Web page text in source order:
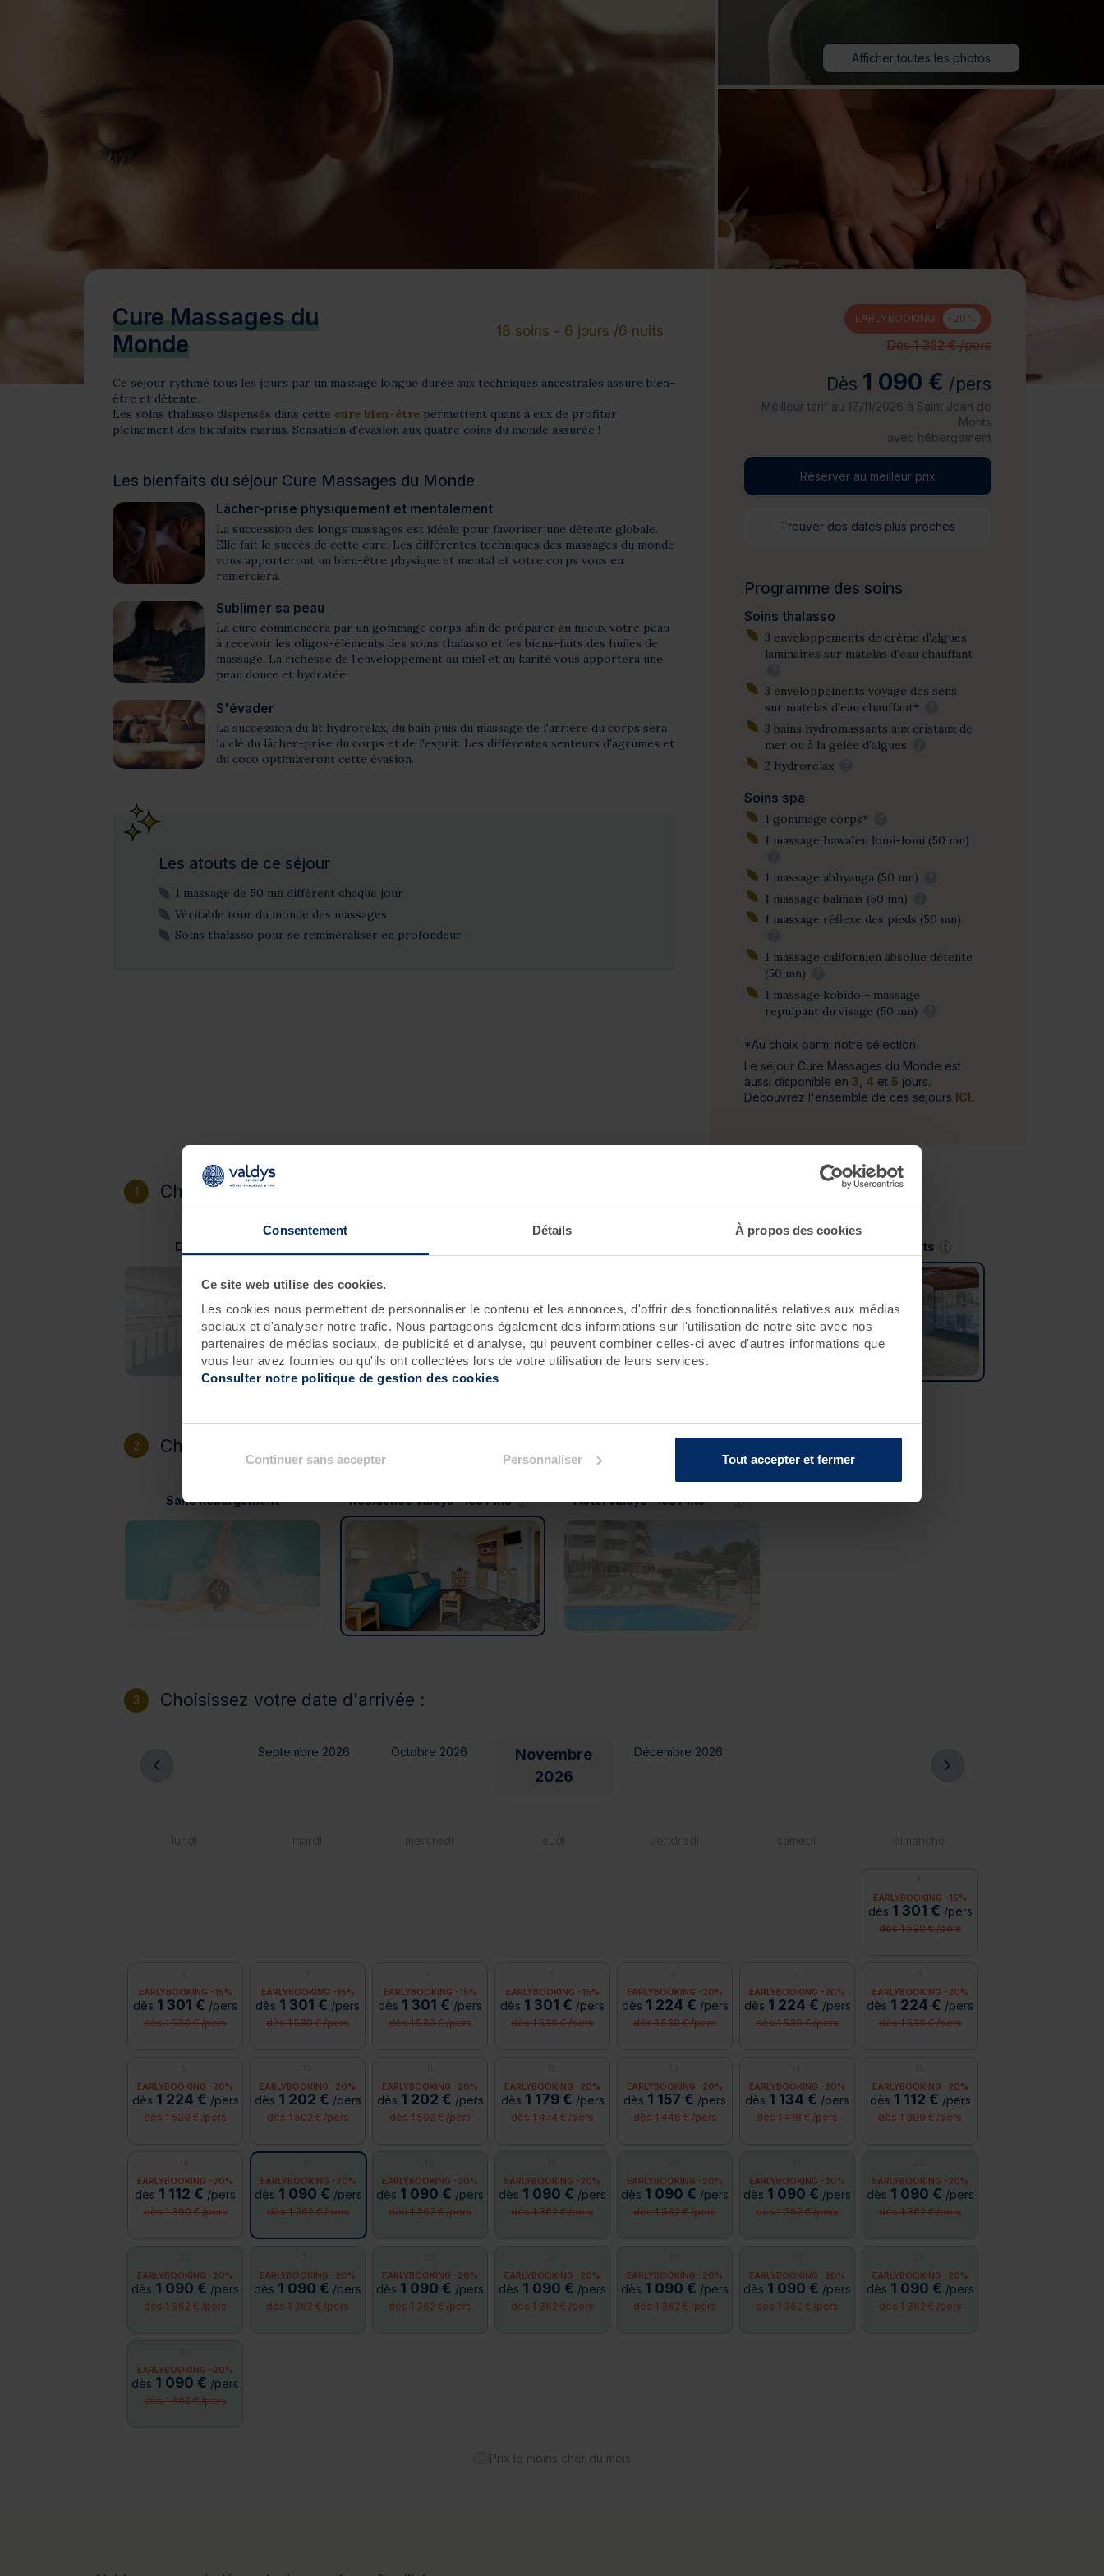
Consentement Détails À propos des cookies
Ce site web utilise des cookies.
Les cookies nous permettent de personnaliser le contenu et les annonces, d'offrir des fonctionnalités relatives aux médias
sociaux et d'analyser notre trafic. Nous partageons également des informations sur l'utilisation de notre site avec nos
partenaires de médias sociaux, de publicité et d'analyse, qui peuvent combiner celles-ci avec d'autres informations que
vous leur avez fournies ou qu'ils ont collectées lors de votre utilisation de leurs services.
Consulter notre politique de gestion des cookies
Continuer sans accepter Personnaliser Tout accepter et fermer
Cure de 6 jours et +
Journée détente
Afficher toutes les photos
Cure Massages du
Monde
18 soins - 6 jours /6 nuits
Ce séjour rythmé tous les jours par un massage longue durée aux techniques ancestrales assure bien-
être et détente.
Les soins thalasso dispensés dans cette cure bien-être permettent quant à eux de profiter
pleinement des bienfaits marins. Sensation d’évasion aux quatre coins du monde assurée !
Les bienfaits du séjour Cure Massages du Monde
Lâcher-prise physiquement et mentalement
La succession des longs massages est idéale pour favoriser une détente globale.
Elle fait le succès de cette cure. Les différentes techniques des massages du monde
vous apporteront un bien-être physique et mental et votre corps vous en
remerciera.
Sublimer sa peau
La cure commencera par un gommage corps afin de préparer au mieux votre peau
à recevoir les oligos-éléments des soins thalasso et les biens-faits des huiles de
massage. La richesse de l'enveloppement au miel et au karité vous apportera une
peau douce et hydratée.
S'évader
La succession du lit hydrorelax, du bain puis du massage de l'arrière du corps sera
la clé du lâcher-prise du corps et de l'esprit. Les différentes senteurs d'agrumes et
du coco optimiseront cette évasion.
Les atouts de ce séjour
1 massage de 50 mn différent chaque jour
Véritable tour du monde des massages
Soins thalasso pour se reminéraliser en profondeur
EARLYBOOKING -20%
Dès 1 362 € /pers
Dès 1 090 € /pers
Meilleur tarif au 17/11/2026 à Saint Jean de
Monts
avec hébergement
Réserver au meilleur prix
Trouver des dates plus proches
Programme des soins
Soins thalasso
3 enveloppements de crème d'algues
laminaires sur matelas d'eau chauffant
3 enveloppements voyage des sens
sur matelas d'eau chauffant*
3 bains hydromassants aux cristaux de
mer ou à la gelée d'algues
2 hydrorelax
Soins spa
1 gommage corps*
1 massage hawaïen lomi-lomi (50 mn)
1 massage abhyanga (50 mn)
1 massage balinais (50 mn)
1 massage réflexe des pieds (50 mn)
1 massage californien absolue détente
(50 mn)
1 massage kobido - massage
repulpant du visage (50 mn)
*Au choix parmi notre sélection.
Le séjour Cure Massages du Monde est
aussi disponible en 3 4 et 5 jours.
Découvrez l'ensemble de ces séjours ICI.
1 Choisissez votre destination :
Douarnenez Saint-Jean-de-Monts
lundi mardi mercredi jeudi vendredi samedi dimanche
EARLYBOOKING -15%
dès 1 301 € /pers
dès 1 530 € /pers
EARLYBOOKING -15%
dès 1 301 € /pers
dès 1 530 € /pers
EARLYBOOKING -15%
dès 1 301 € /pers
dès 1 530 € /pers
EARLYBOOKING -15%
dès 1 301 € /pers
dès 1 530 € /pers
EARLYBOOKING -15%
dès 1 301 € /pers
dès 1 530 € /pers
EARLYBOOKING -20%
dès 1 224 € /pers
dès 1 530 € /pers
EARLYBOOKING -20%
dès 1 224 € /pers
dès 1 530 € /pers
EARLYBOOKING -20%
dès 1 224 € /pers
dès 1 530 € /pers
EARLYBOOKING -20%
dès 1 224 € /pers
dès 1 530 € /pers
EARLYBOOKING -20%
dès 1 202 € /pers
dès 1 502 € /pers
EARLYBOOKING -20%
dès 1 202 € /pers
dès 1 502 € /pers
EARLYBOOKING -20%
dès 1 179 € /pers
dès 1 474 € /pers
EARLYBOOKING -20%
dès 1 157 € /pers
dès 1 446 € /pers
EARLYBOOKING -20%
dès 1 134 € /pers
dès 1 418 € /pers
EARLYBOOKING -20%
dès 1 112 € /pers
dès 1 390 € /pers
EARLYBOOKING -20%
dès 1 112 € /pers
dès 1 390 € /pers
EARLYBOOKING -20%
dès 1 090 € /pers
dès 1 362 € /pers
EARLYBOOKING -20%
dès 1 090 € /pers
dès 1 362 € /pers
EARLYBOOKING -20%
dès 1 090 € /pers
dès 1 362 € /pers
EARLYBOOKING -20%
dès 1 090 € /pers
dès 1 362 € /pers
EARLYBOOKING -20%
dès 1 090 € /pers
dès 1 362 € /pers
EARLYBOOKING -20%
dès 1 090 € /pers
dès 1 362 € /pers
EARLYBOOKING -20%
dès 1 090 € /pers
dès 1 362 € /pers
EARLYBOOKING -20%
dès 1 090 € /pers
dès 1 362 € /pers
EARLYBOOKING -20%
dès 1 090 € /pers
dès 1 362 € /pers
EARLYBOOKING -20%
dès 1 090 € /pers
dès 1 362 € /pers
EARLYBOOKING -20%
dès 1 090 € /pers
dès 1 362 € /pers
EARLYBOOKING -20%
dès 1 090 € /pers
dès 1 362 € /pers
EARLYBOOKING -20%
dès 1 090 € /pers
dès 1 362 € /pers
EARLYBOOKING -20%
dès 1 090 € /pers
dès 1 362 € /pers
2 Choisissez votre hébergement :
Sans hébergement Résidence Valdys - les Pins Hôtel Valdys - les Pins****
3 Choisissez votre date d'arrivée :
Septembre 2026 Octobre 2026
Novembre
2026
Décembre 2026
Prix le moins cher du mois